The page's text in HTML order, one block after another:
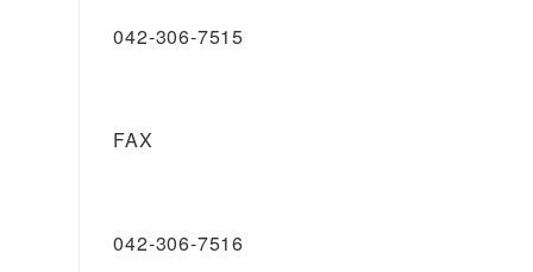
042-306-7515
FAX
042-306-7516